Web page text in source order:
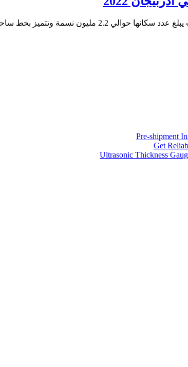
بخط ساحلي فريد يبلغ طوله 20 كم (65616...
Pre-shipment
Get
Ultrasonic Thickness